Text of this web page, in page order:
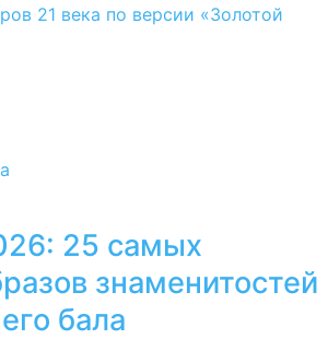
21 века по версии «Золотой
25 самых
знаменитостей
бала